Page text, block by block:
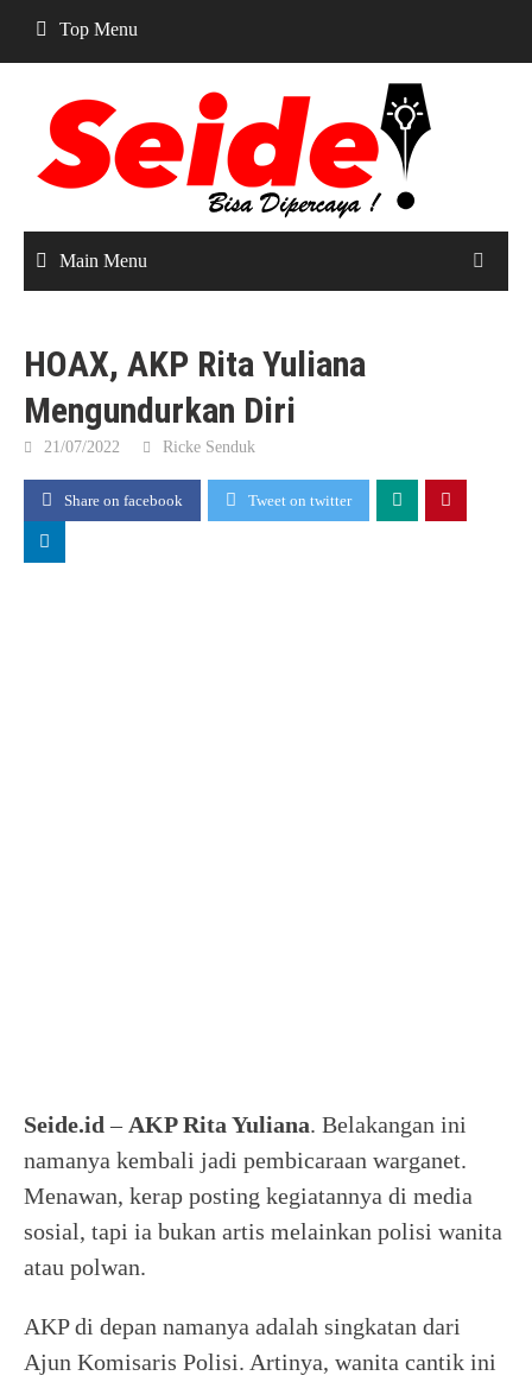
content
Top Menu
Main Menu
HOAX, AKP Rita Yuliana
Mengundurkan Diri
21/07/2022 Ricke Senduk
Share on facebook Tweet on twitter
Seide.id – AKP Rita Yuliana. Belakangan ini
namanya kembali jadi pembicaraan warganet.
Menawan, kerap posting kegiatannya di media
sosial, tapi ia bukan artis melainkan polisi wanita
atau polwan.
AKP di depan namanya adalah singkatan dari
Ajun Komisaris Polisi. Artinya, wanita cantik ini